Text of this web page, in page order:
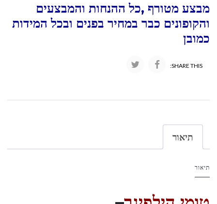
מבצע מטורף ,כל ההנחות והמבצעים
והקופונים כבר במחיר בפנים ובכל המידות
כמובן
SHARE THIS:
תיאור
תיאור